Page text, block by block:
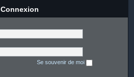
Connexion
Se souvenir de moi